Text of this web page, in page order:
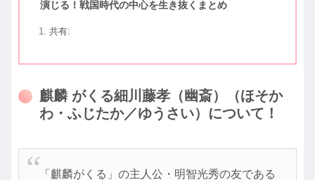
演じる！戦国時代の中心を生き抜くまとめ
共有:
麒麟 がくる細川藤孝（幽斎）（ほそか
わ・ふじたか／ゆうさい）について！
「麒麟がくる」の主人公・明智光秀の友である